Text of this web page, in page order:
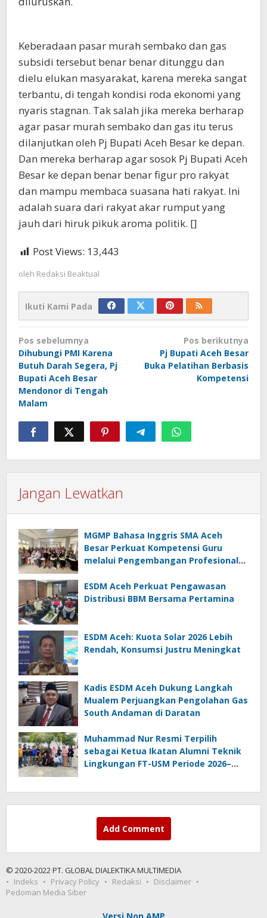
Keberadaan pasar murah sembako dan gas
subsidi tersebut benar benar ditunggu dan
dielu elukan masyarakat, karena mereka sangat
terbantu, di tengah kondisi roda ekonomi yang
nyaris stagnan. Tak salah jika mereka berharap
agar pasar murah sembako dan gas itu terus
dilanjutkan oleh Pj Bupati Aceh Besar ke depan.
Dan mereka berharap agar sosok Pj Bupati Aceh
Besar ke depan benar benar figur pro rakyat
dan mampu membaca suasana hati rakyat. Ini
adalah suara dari rakyat akar rumput yang
jauh dari hiruk pikuk aroma politik. []
Post Views: 13,443
oleh Redaksi Beaktual
Ikuti Kami Pada
Navigasi
pos
Pos sebelumnya
Dihubungi PMI Karena
Butuh Darah Segera, Pj
Bupati Aceh Besar
Mendonor di Tengah
Malam
Pos berikutnya
Pj Bupati Aceh Besar
Buka Pelatihan Berbasis
Kompetensi
Jangan Lewatkan
MGMP Bahasa Inggris SMA Aceh
Besar Perkuat Kompetensi Guru
melalui Pengembangan Profesional
ESDM Aceh Perkuat Pengawasan
Distribusi BBM Bersama Pertamina
ESDM Aceh: Kuota Solar 2026 Lebih
Rendah, Konsumsi Justru Meningkat
Kadis ESDM Aceh Dukung Langkah
Mualem Perjuangkan Pengolahan Gas
South Andaman di Daratan
Muhammad Nur Resmi Terpilih
sebagai Ketua Ikatan Alumni Teknik
Lingkungan FT-USM Periode 2026–
Add Comment
© 2020-2022 PT. GLOBAL DIALEKTIKA MULTIMEDIA
Indeks
Privacy Policy Redaksi
Disclaimer
Pedoman Media Siber